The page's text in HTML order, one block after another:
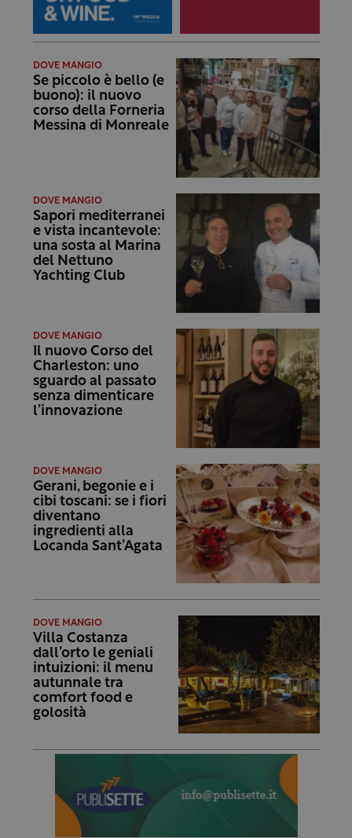
DOVE MANGIO
Se piccolo è bello (e
buono): il nuovo
corso della Forneria
Messina di Monreale
DOVE MANGIO
Sapori mediterranei
e vista incantevole:
una sosta al Marina
del Nettuno
Yachting Club
DOVE MANGIO
Il nuovo Corso del
Charleston: uno
sguardo al passato
senza dimenticare
l’innovazione
DOVE MANGIO
Gerani, begonie e i
cibi toscani: se i fiori
diventano
ingredienti alla
Locanda Sant’Agata
DOVE MANGIO
Villa Costanza
dall’orto le geniali
intuizioni: il menu
autunnale tra
comfort food e
golosità